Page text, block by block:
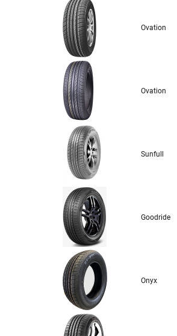
Ovation
Ovation
Sunfull
Goodride
Onyx